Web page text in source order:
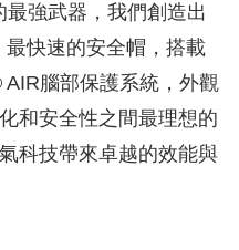
強武器，我們創造出
快速的安全帽，搭載
腦部保護系統，外觀
和安全性之間最理想的
科技帶來卓越的效能與